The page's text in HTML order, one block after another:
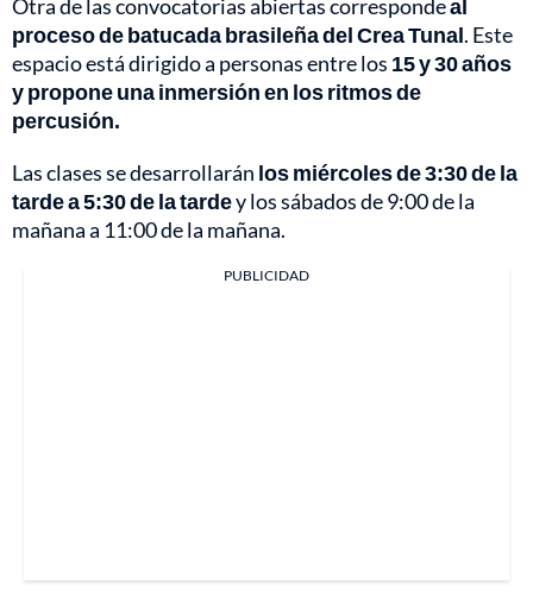
Otra de las convocatorias abiertas correspondeal
proceso de batucada brasileña del Crea Tunal. Este
espacio está dirigido a personas entre los 15 y 30 años
y propone una inmersión en los ritmos de
percusión.
Las clases se desarrollarán los miércoles de 3:30 de la
tarde a 5:30 de la tardey los sábados de 9:00 de la
mañana a 11:00 de la mañana.
PUBLICIDAD